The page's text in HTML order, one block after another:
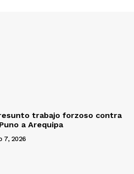
trabajo forzoso contra
a Arequipa
7, 2026